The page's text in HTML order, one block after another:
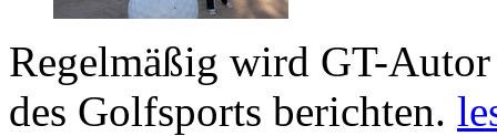
Regelmäßig wird GT-
des Golfsports berichten.